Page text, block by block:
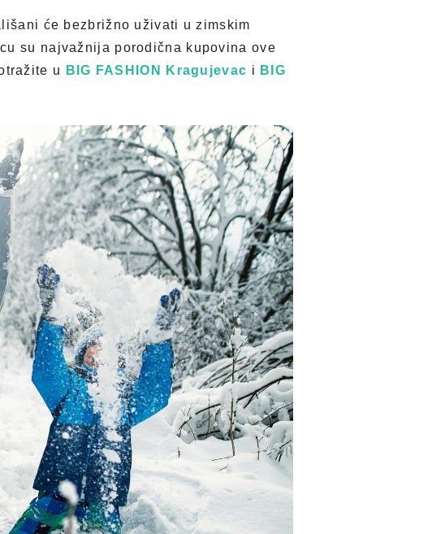
će bezbrižno uživati u zimskim
su najvažnija porodična kupovina ove
u
BIG FASHION Kragujevac i BIG